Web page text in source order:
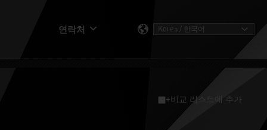
연락처
+비교 리스트에 추가